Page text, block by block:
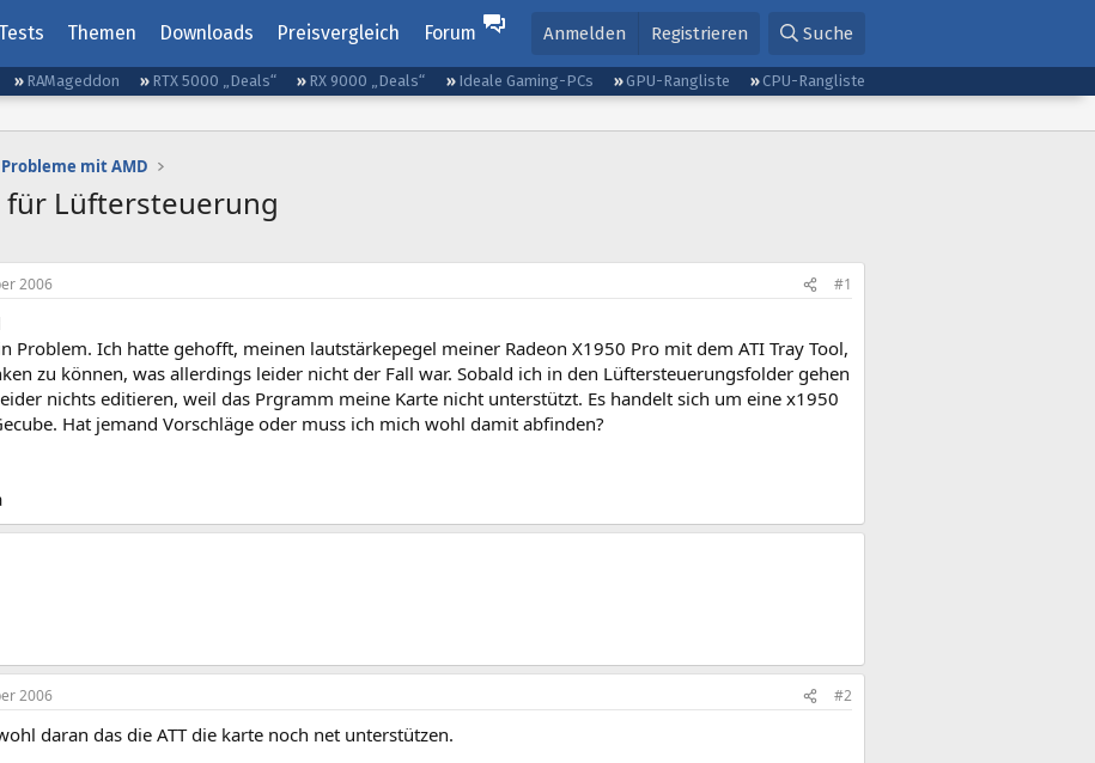
Tests Themen Downloads Preisvergleich Forum Anmelden Registrieren Suche
RAMageddon RTX 5000 „Deals“ RX 9000 „Deals“ Ideale Gaming-PCs GPU-Rangliste
CPU-Rangliste
mit AMD
Lüftersteuerung
2006 #1
Problem. Ich hatte gehofft, meinen lautstärkepegel meiner Radeon X1950 Pro mit dem ATI Tray Tool,
zu können, was allerdings leider nicht der Fall war. Sobald ich in den Lüftersteuerungsfolder gehen
nichts editieren, weil das Prgramm meine Karte nicht unterstützt. Es handelt sich um eine x1950
Hat jemand Vorschläge oder muss ich mich wohl damit abfinden?
2006 #2
daran das die ATT die karte noch net unterstützen.